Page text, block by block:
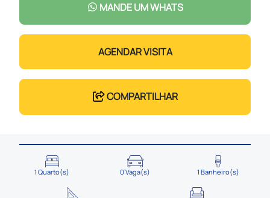
MANDE UM WHATS
AGENDAR VISITA
COMPARTILHAR
1 Quarto(s) 0 Vaga(s) 1 Banheiro(s)